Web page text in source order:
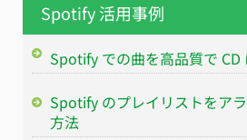
Spotify 活用事例
Spotify での曲を高品質で CD
Spotify のプレイリストをア
方法